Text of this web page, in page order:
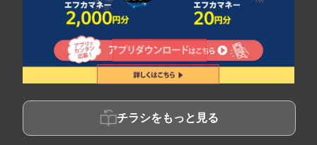
チラシをもっと見る